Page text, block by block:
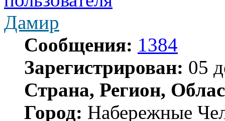
Дамир
Сообщения: 1384
Зарегистрирован: 05
Страна, Регион,
Город: Набережные